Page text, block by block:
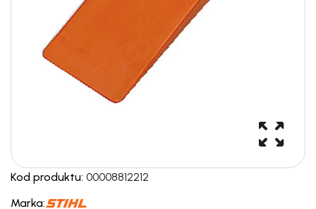
Kod produktu: 00008812212
Marka: